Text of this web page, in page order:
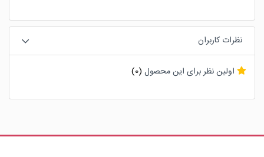
نظرات کاربران
اولین نظر برای این محصول (0)